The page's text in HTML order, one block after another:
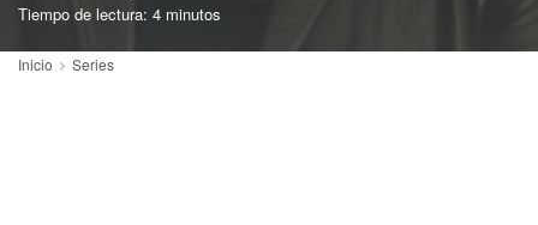
Tiempo de lectura: 4 minutos
Inicio Series